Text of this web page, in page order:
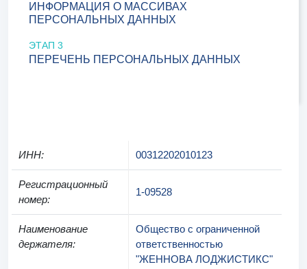
ИНФОРМАЦИЯ О МАССИВАХ
ПЕРСОНАЛЬНЫХ ДАННЫХ
ЭТАП 3
ПЕРЕЧЕНЬ ПЕРСОНАЛЬНЫХ ДАННЫХ
ИНН: 00312202010123
Регистрационный
номер:
1-09528
Наименование
держателя:
Общество с ограниченной
ответственностью
"ЖЕННОВА ЛОДЖИСТИКС"